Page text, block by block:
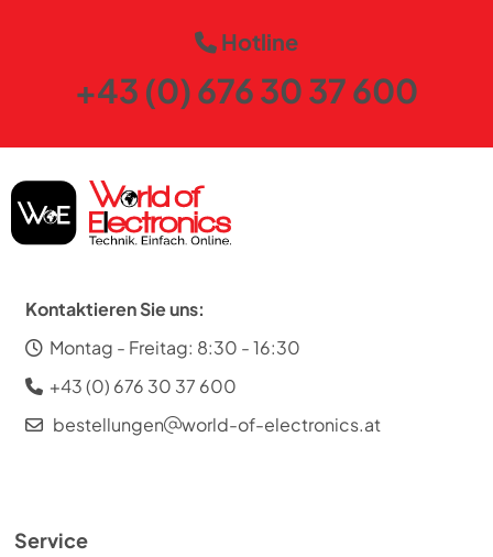
Hotline
+43 (0) 676 30 37 600
Kontaktieren Sie uns:
Montag - Freitag: 8:30 - 16:30
+43 (0) 676 30 37 600
bestellungen
world-of-electronics.at
Service